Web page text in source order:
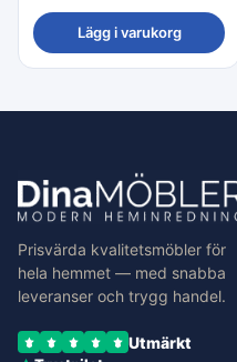
Lägg i varukorg
Prisvärda kvalitetsmöbler för
hela hemmet — med snabba
leveranser och trygg handel.
Utmärkt